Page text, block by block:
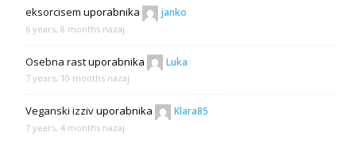
eksorcisem uporabnika janko
6 years, 8 months nazaj
Osebna rastuporabnika Luka
7 years, 10 months nazaj
Veganski izzivuporabnika Klara85
7 years, 4 months nazaj